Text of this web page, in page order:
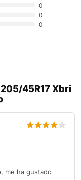
0
0
0
45R17 Xbri
me ha gustado